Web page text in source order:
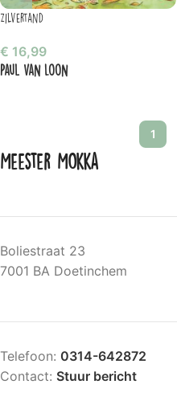
Zilvertand
€ 16,99
Paul van Loon
1
Meester Mokka
Boliestraat 23
7001 BA Doetinchem
Telefoon: 0314-642872
Contact: Stuur bericht